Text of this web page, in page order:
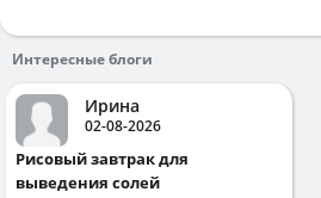
Интересные блоги
Ирина
02-08-2026
Рисовый завтрак для
выведения солей